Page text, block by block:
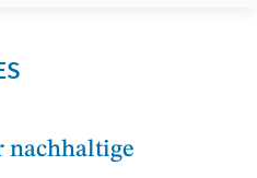
nachhaltige